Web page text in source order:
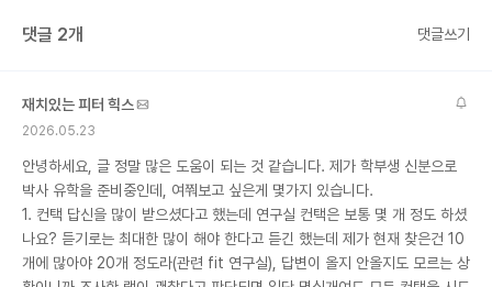
댓글 2개 댓글쓰기
재치있는 피터 힉스
2026.05.23
안녕하세요, 글 정말 많은 도움이 되는 것 같습니다. 제가 학부생 신분으로
박사 유학을 준비중인데, 여쭤보고 싶은게 몇가지 있습니다.
1. 컨택 답신을 많이 받으셨다고 했는데 연구실 컨택은 보통 몇 개 정도 하셨
나요? 듣기로는 최대한 많이 해야 한다고 듣긴 했는데 제가 현재 찾은건 10
개에 많아야 20개 정도라(관련 fit 연구실), 답변이 올지 안올지도 모르는 상